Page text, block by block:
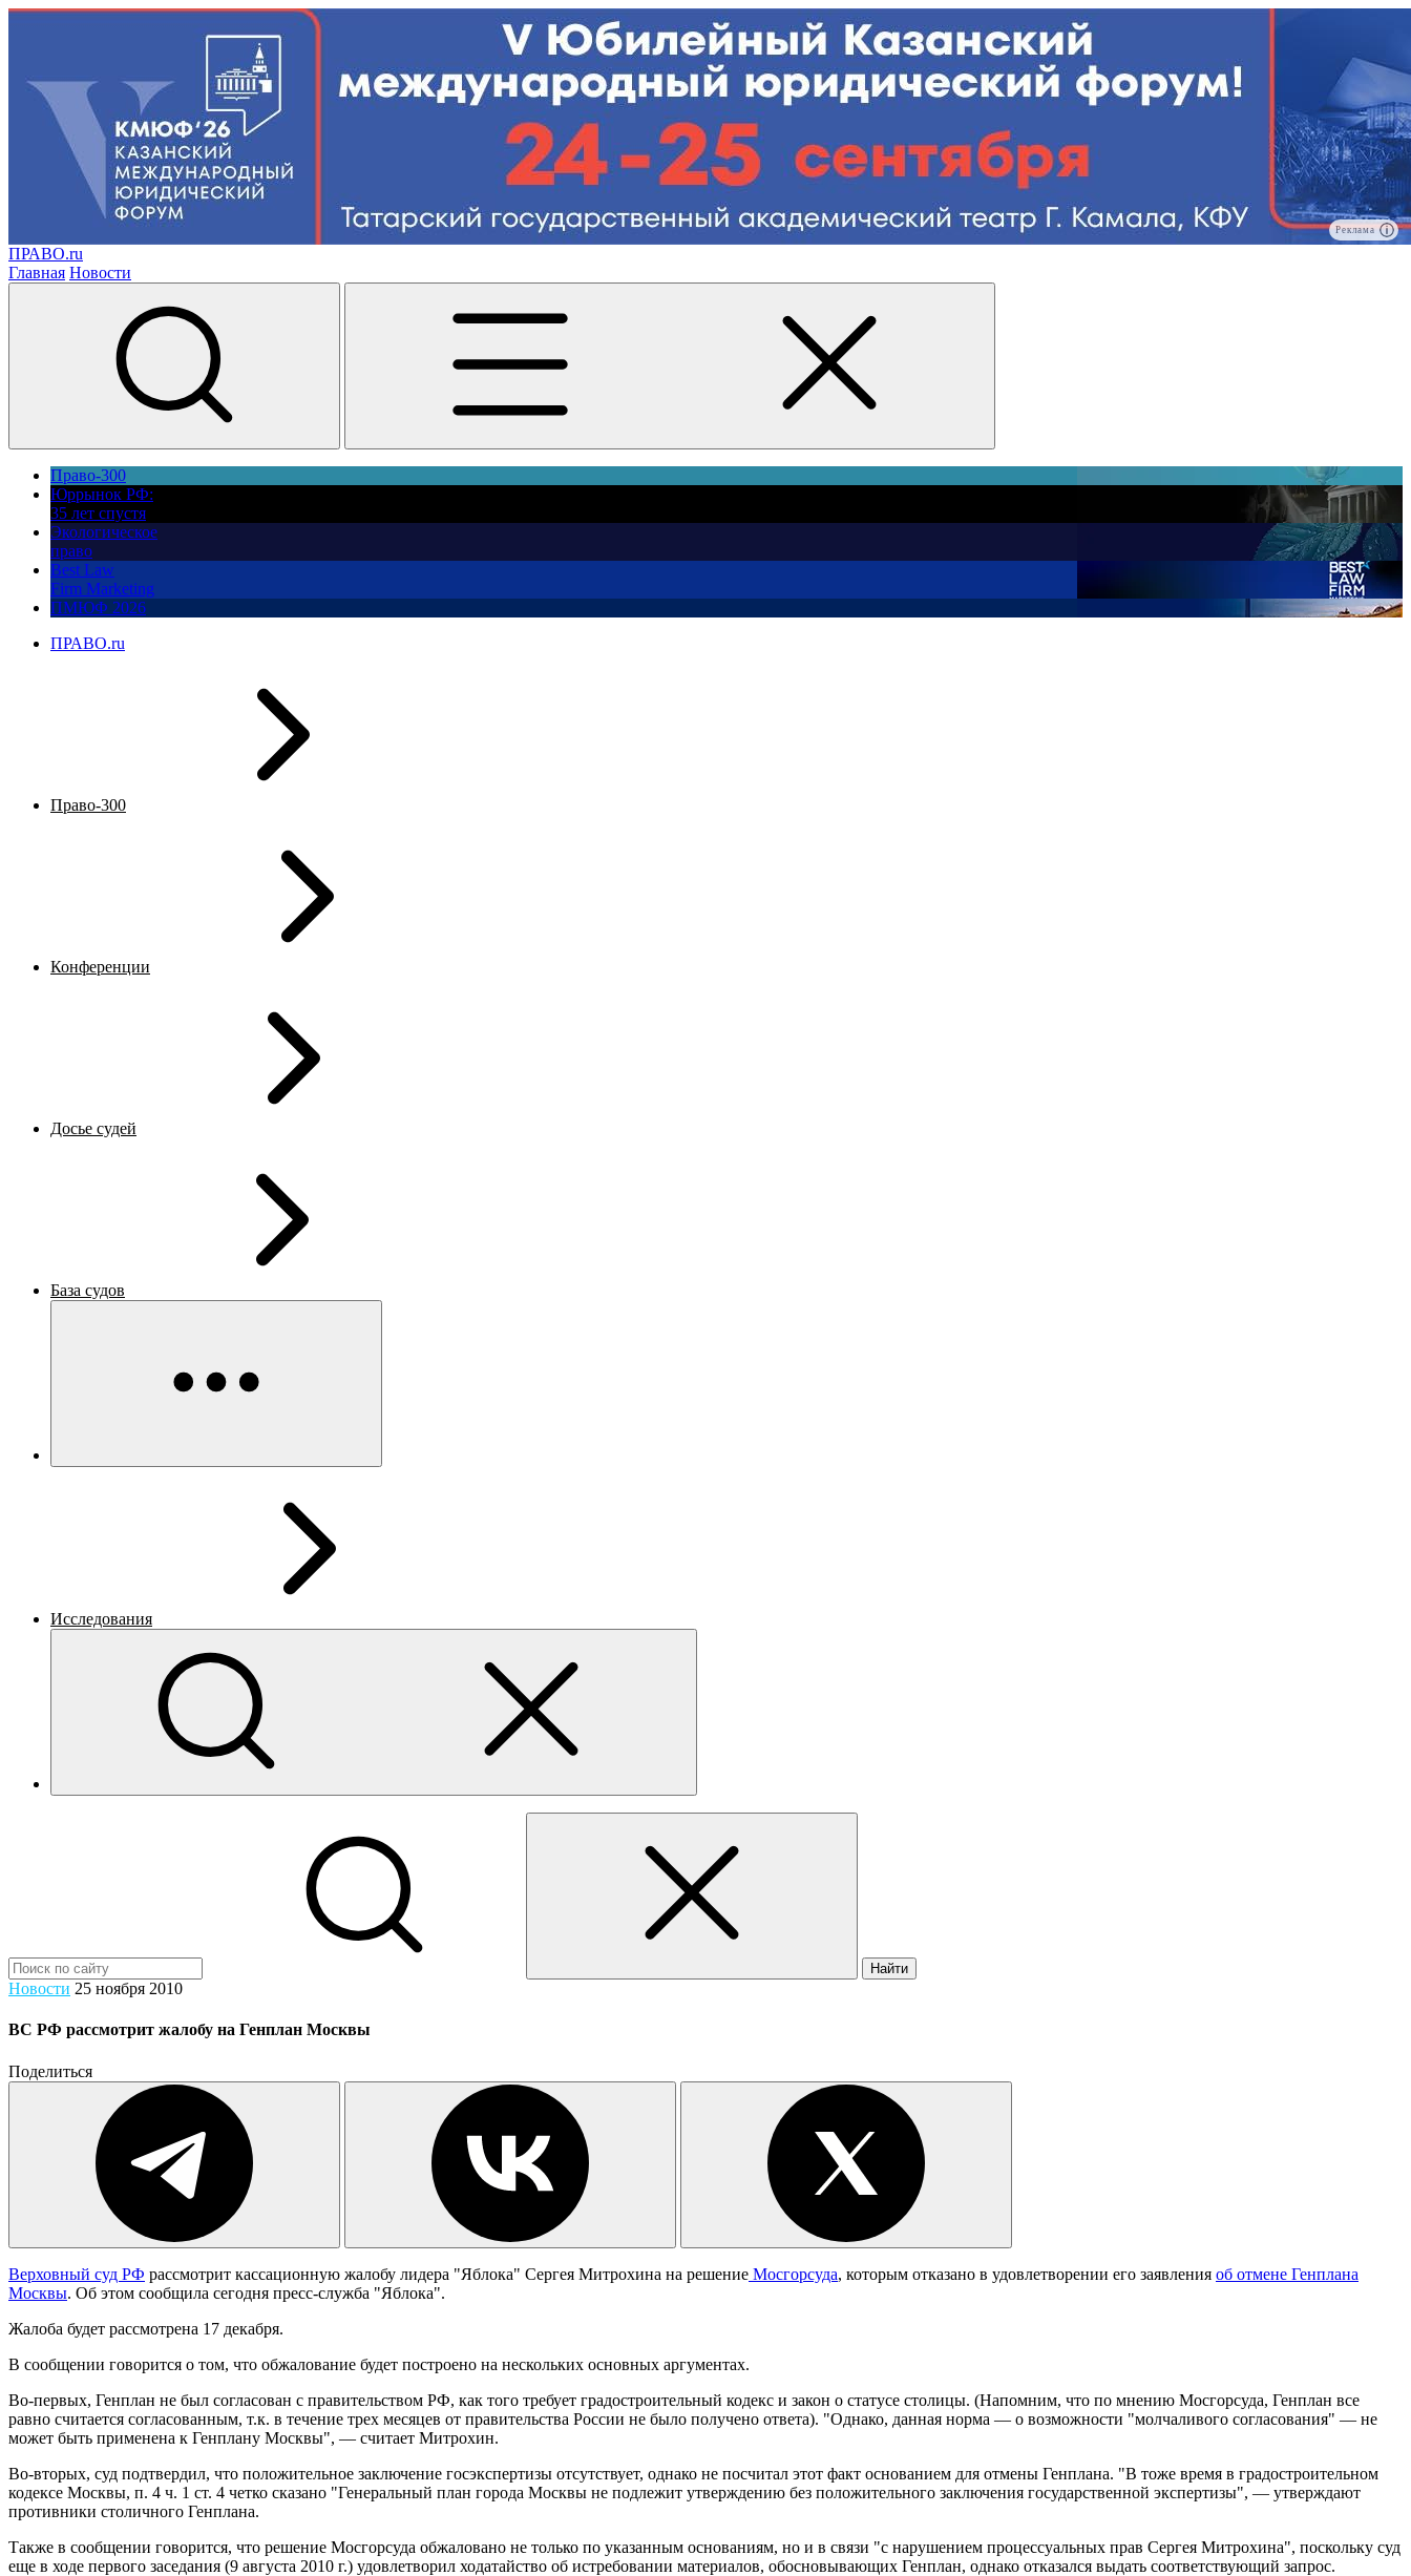
Реклама
ПРАВО.ru
Главная Новости
Право-300
Юррынок РФ:
35 лет спустя
Экологическое
право
Best Law
Firm Marketing
ПМЮФ 2026
ПРАВО.ru
Право-300
Конференции
Досье судей
База судов
Исследования
Найти
Новости 25 ноября 2010
ВС РФ рассмотрит жалобу на Генплан Москвы
Поделиться
Верховный суд РФ рассмотрит кассационную жалобу лидера "Яблока" Сергея Митрохина на решение Мосгорсуда, которым отказано в удовлетворении его заявления об отмене Генплана
Москвы. Об этом сообщила сегодня пресс-служба "Яблока".
Жалоба будет рассмотрена 17 декабря.
В сообщении говорится о том, что обжалование будет построено на нескольких основных аргументах.
Во-первых, Генплан не был согласован с правительством РФ, как того требует градостроительный кодекс и закон о статусе столицы. (Напомним, что по мнению Мосгорсуда, Генплан все
равно считается согласованным, т.к. в течение трех месяцев от правительства России не было получено ответа). "Однако, данная норма — о возможности "молчаливого согласования" — не
может быть применена к Генплану Москвы", — считает Митрохин.
Во-вторых, суд подтвердил, что положительное заключение госэкспертизы отсутствует, однако не посчитал этот факт основанием для отмены Генплана. "В тоже время в градостроительном
кодексе Москвы, п. 4 ч. 1 ст. 4 четко сказано "Генеральный план города Москвы не подлежит утверждению без положительного заключения государственной экспертизы", — утверждают
противники столичного Генплана.
Также в сообщении говорится, что решение Мосгорсуда обжаловано не только по указанным основаниям, но и в связи "с нарушением процессуальных прав Сергея Митрохина", поскольку суд
еще в ходе первого заседания (9 августа 2010 г.) удовлетворил ходатайство об истребовании материалов, обосновывающих Генплан, однако отказался выдать соответствующий запрос.